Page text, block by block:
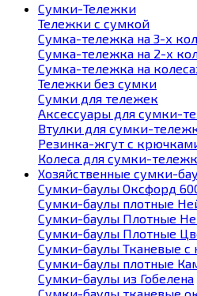
Сумки-Тележки
Тележки с сумкой
Сумка-тележка на 3-х
Сумка-тележка на 2-х
Сумка-тележка на
Тележки без сумки
Сумки для тележек
Аксессуары для сумки-
Втулки для сумки-
Резинка-жгут с
Колеса для сумки-
Хозяйственные сумки-
Сумки-баулы Оксфорд
Сумки-баулы плотные
Сумки-баулы Плотные
Сумки-баулы Плотные
Сумки-баулы Тканевые с
Сумки-баулы плотные
Сумки-баулы из Гобелена